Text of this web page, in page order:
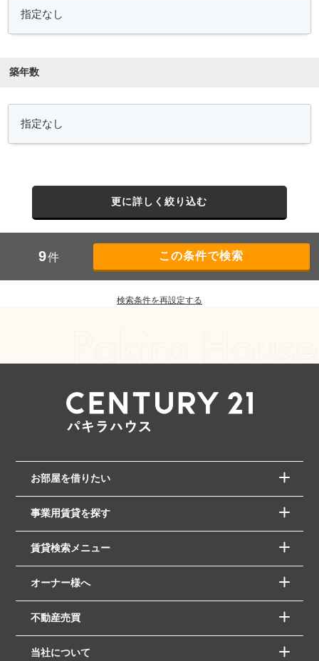
築年数
更に詳しく絞り込む
9件
検索条件を再設定する
お部屋を借りたい
事業用賃貸を探す
賃貸検索メニュー
オーナー様へ
不動産売買
当社について